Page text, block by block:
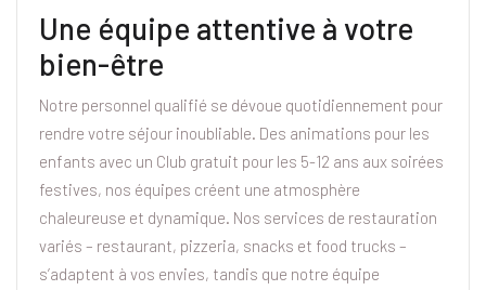
Une équipe attentive à votre
bien-être
Notre personnel qualifié se dévoue quotidiennement pour
rendre votre séjour inoubliable. Des animations pour les
enfants avec un Club gratuit pour les 5-12 ans aux soirées
festives, nos équipes créent une atmosphère
chaleureuse et dynamique. Nos services de restauration
variés – restaurant, pizzeria, snacks et food trucks –
s’adaptent à vos envies, tandis que notre équipe